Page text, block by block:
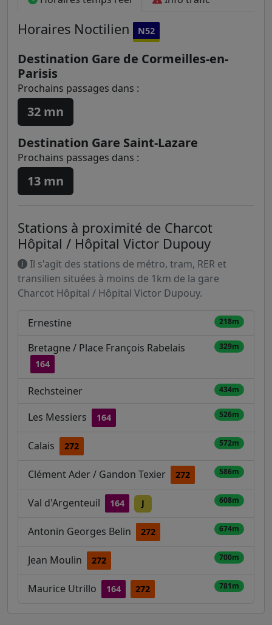
Horaires Noctilien N52
Destination Gare de Cormeilles-en-
Parisis
Prochains passages dans :
32 mn
Destination Gare Saint-Lazare
Prochains passages dans :
13 mn
Stations à proximité de Charcot
Hôpital / Hôpital Victor Dupouy
Il s'agit des stations de métro, tram, RER et
transilien situées à moins de 1km de la gare
Charcot Hôpital / Hôpital Victor Dupouy.
Ernestine 218m
Bretagne / Place François Rabelais
164
329m
Rechsteiner 434m
Les Messiers 164 526m
Calais 272 572m
Clément Ader / Gandon Texier 272 586m
Val d'Argenteuil 164 J 608m
Antonin Georges Belin 272 674m
Jean Moulin 272 700m
Maurice Utrillo 164 272 781m